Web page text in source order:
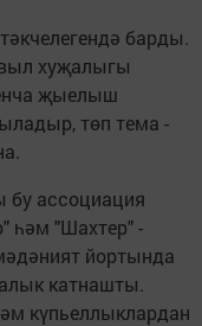
барды.
хуҗалыгы
җыелыш
төп тема -
бу ассоциация
һәм "Шахтер" -
йортында
катнашты.
күпьеллыклардан